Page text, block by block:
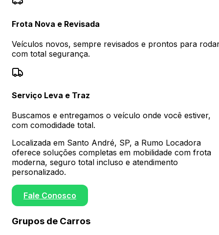
Frota Nova e Revisada
Veículos novos, sempre revisados e prontos para
com total segurança.
Serviço Leva e Traz
Buscamos e entregamos o veículo onde você estiver,
com comodidade total.
Localizada em Santo André, SP, a Rumo Locadora
oferece soluções completas em mobilidade com frota
moderna, seguro total incluso e atendimento
personalizado.
Fale Conosco
Grupos de Carros